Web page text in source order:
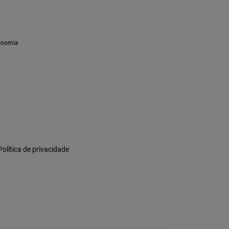
Política de privacidade